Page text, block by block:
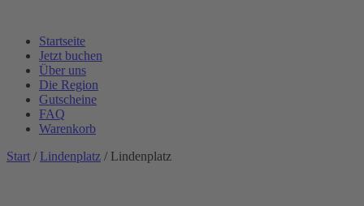
Startseite
Jetzt buchen
Über uns
Die Region
Gutscheine
FAQ
Warenkorb
Start / Lindenplatz / Lindenplatz